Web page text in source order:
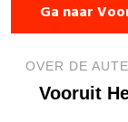
Ga naar
OVER DE
Vooruit